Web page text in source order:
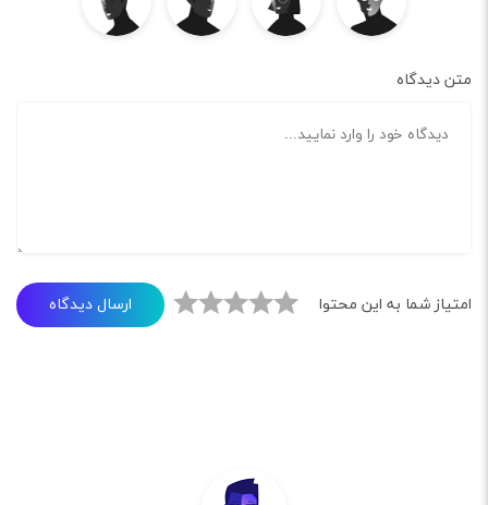
متن دیدگاه
امتیاز شما به این محتوا ارسال دیدگاه